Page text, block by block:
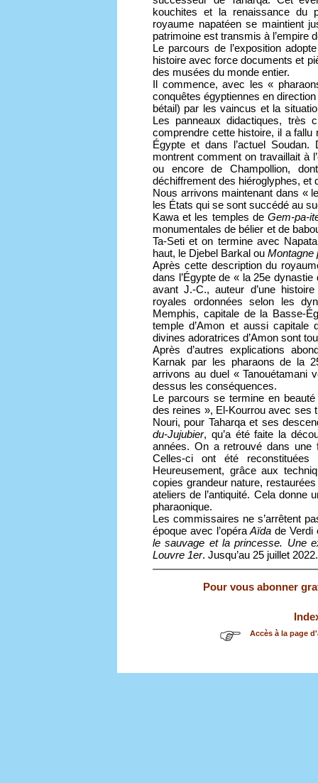
kouchites et la renaissance du
royaume napatéen se maintient
patrimoine est transmis à l’empire
Le parcours de l’exposition
histoire avec force documents et
des musées du monde entier.
Il commence, avec les «
conquêtes égyptiennes en
bétail) par les vaincus et la
Les panneaux didactiques, très
comprendre cette histoire, il a fallu
Égypte et dans l’actuel
montrent comment on travaillait à
ou encore de Champollion,
déchiffrement des hiéroglyphes, et
Nous arrivons maintenant dans «
les États qui se sont succédé au
Kawa et les temples de Gem-pa-
monumentales de bélier et de
Ta-Seti et on termine avec
haut, le Djebel Barkal ou Montagne
Après cette description du
dans l’Égypte de « la 25e
avant J.-C., auteur d’une
royales ordonnées selon les
Memphis, capitale de la Basse-
temple d’Amon et aussi
divines adoratrices d’Amon sont
Après d’autres explications
Karnak par les pharaons de la
arrivons au duel « Tanouétamani
dessus les conséquences.
Le parcours se termine en
des reines », El-Kourrou avec ses
Nouri, pour Taharqa et ses
du-Jujubier, qu’a été faite la
années. On a retrouvé dans
Celles-ci ont été
Heureusement, grâce aux
copies grandeur nature,
ateliers de l’antiquité. Cela donne
pharaonique.
Les commissaires ne s’arrêtent
époque avec l’opéraAïda de Verdi
le sauvage et la princesse. Une
Louvre 1er. Jusqu’au 25 juillet 2022.
Pour vous abonner
Accès à la page